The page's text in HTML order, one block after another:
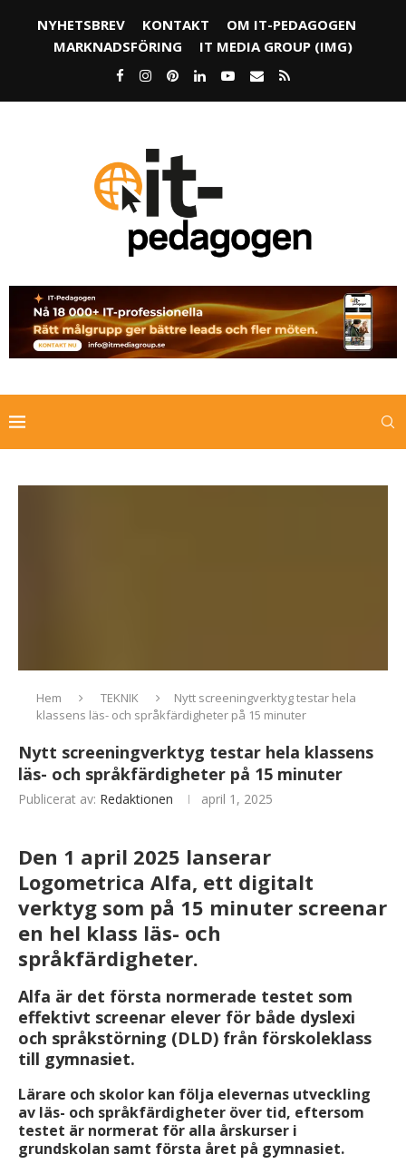
NYHETSBREV KONTAKT
OM IT-PEDAGOGEN
MARKNADSFÖRING
IT MEDIA GROUP (IMG)
Hem TEKNIK
Nytt screeningverktyg testar hela
klassens läs- och språkfärdigheter på 15 minuter
Nytt screeningverktyg testar hela klassens
läs- och språkfärdigheter på 15 minuter
Publicerat av: Redaktionen april 1, 2025
Den 1 april 2025 lanserar
Logometrica Alfa, ett digitalt
verktyg som på 15 minuter screenar
en hel klass läs- och
språkfärdigheter.
Alfa är det första normerade testet som
effektivt screenar elever för både dyslexi
och språkstörning (DLD) från förskoleklass
till gymnasiet.
Lärare och skolor kan följa elevernas utveckling
av läs- och språkfärdigheter över tid, eftersom
testet är normerat för alla årskurser i
grundskolan samt första året på gymnasiet.